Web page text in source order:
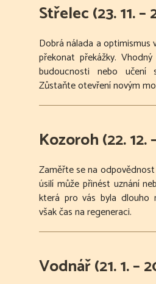
Střelec (23. 11. –
Dobrá nálada a optimismus
překonat překážky.
budoucnosti nebo učení
Zůstaňte otevření novým
Kozoroh (22. 12.
Zaměřte se na
úsilí může přinést uznání
která pro vás byla dlouho
však čas na regeneraci.
Vodnář (21. 1. –